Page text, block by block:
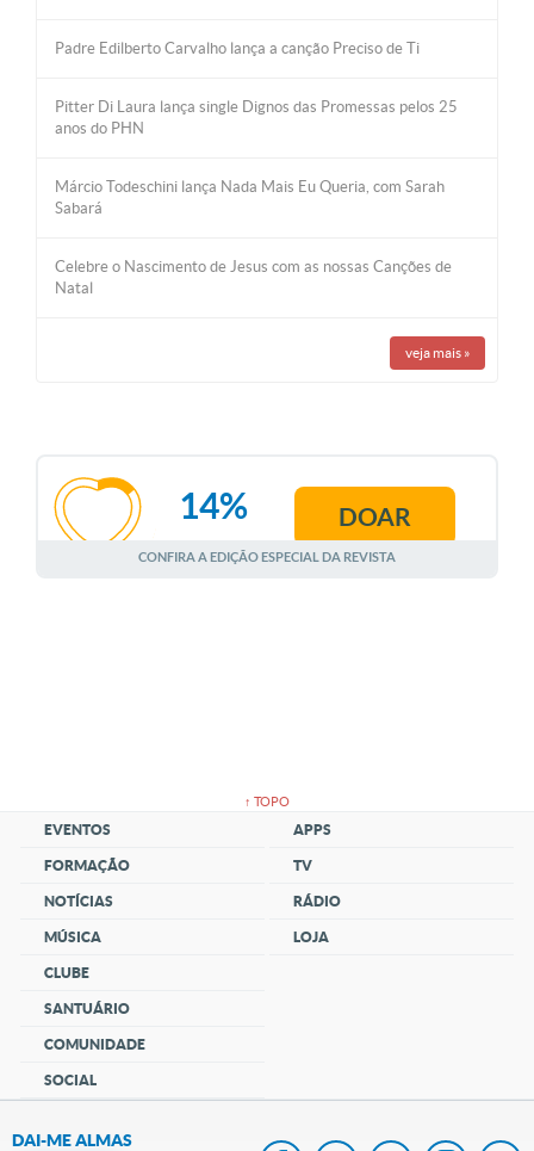
Padre Edilberto Carvalho lança a canção Preciso de Ti
Pitter Di Laura lança single Dignos das Promessas pelos 25
anos do PHN
Márcio Todeschini lança Nada Mais Eu Queria, com Sarah
Sabará
Celebre o Nascimento de Jesus com as nossas Canções de
Natal
veja mais »
AGOSTO
14% DOAR
CONFIRA A EDIÇÃO ESPECIAL DA REVISTA
↑ TOPO
EVENTOS
FORMAÇÃO
NOTÍCIAS
MÚSICA
CLUBE
SANTUÁRIO
COMUNIDADE
SOCIAL
APPS
TV
RÁDIO
LOJA
DAI-ME ALMAS